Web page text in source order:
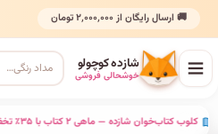
🚚 ارسال رایگان از ۲٬۰۰۰٬۰۰۰ تومان
شازده کوچولو
خوشحالی فروشی
کلوب کتاب‌خوان شازده — ماهی ۲ کتاب با ۳۵٪ تخفیف •